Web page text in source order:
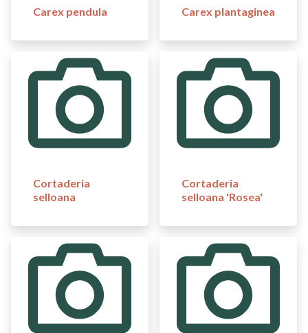
Carex pendula Carex plantaginea
Cortaderia
selloana
Cortaderia
selloana 'Rosea'